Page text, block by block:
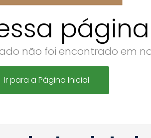
não foi encontrado em
Ir para a Página Inicial